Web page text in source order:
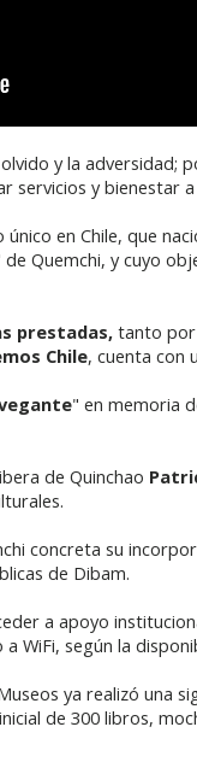
y la
servicios y bienestar
en Chile, que
Quemchi, y cuyo
prestadas, tanto por
Chile, cuenta con
" en memoria
de Quinchao
concreta su
de Dibam.
a apoyo
WiFi, según la
ya realizó una
de 300 libros,